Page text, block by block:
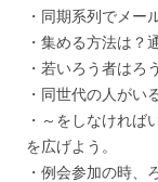
・同期系列でメー
・集める方法は
・若いろう者はろ
・同世代の人がい
・～をしなければ
を広げよう。
・例会参加の時、